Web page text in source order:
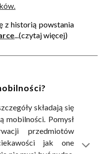
z historią powstania
...(czytaj więcej)
składają się
mobilności. Pomysł
przedmiotów
jak one